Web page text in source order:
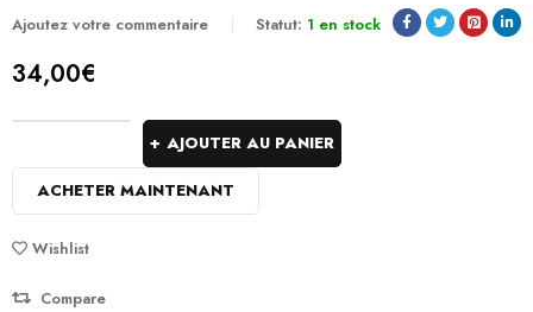
Ajoutez votre commentaire Statut: 1 en stock
34,00€
AJOUTER AU PANIER
ACHETER MAINTENANT
Wishlist
Compare